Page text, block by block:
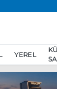
YEREL